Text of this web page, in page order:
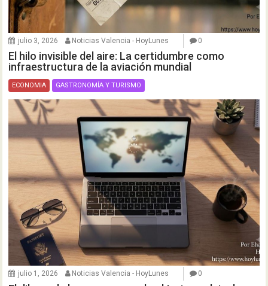
julio 3, 2026 Noticias Valencia - HoyLunes 0
El hilo invisible del aire: La certidumbre como
infraestructura de la aviación mundial
ECONOMIA GASTRONOMÍA Y TURISMO
julio 1, 2026 Noticias Valencia - HoyLunes 0